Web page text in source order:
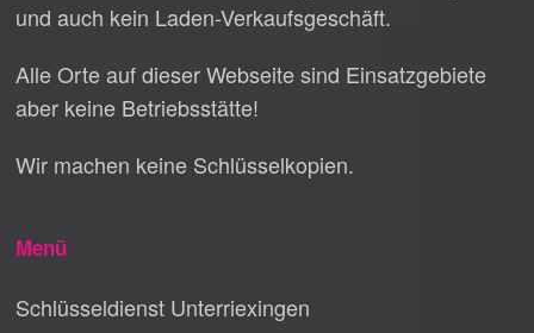
und auch kein Laden-Verkaufsgeschäft.
Alle Orte auf dieser Webseite sind Einsatzgebiete
aber keine Betriebsstätte!
Wir machen keine Schlüsselkopien.
Menü
Schlüsseldienst Unterriexingen